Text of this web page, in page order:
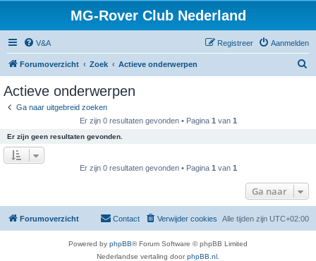
MG-Rover Club Nederland
V&A Aanmelden
Registreer
Forumoverzicht Zoek Actieve onderwerpen
Actieve onderwerpen
Ga naar uitgebreid zoeken
Er zijn 0 resultaten gevonden • Pagina 1 van 1
Er zijn geen resultaten gevonden.
Er zijn 0 resultaten gevonden • Pagina 1 van 1
Ga naar
Forumoverzicht Alle tijden zijn UTC+02:00
Verwijder cookies
Contact
Powered by phpBB® Forum Software © phpBB Limited
Nederlandse vertaling doorphpBB.nl